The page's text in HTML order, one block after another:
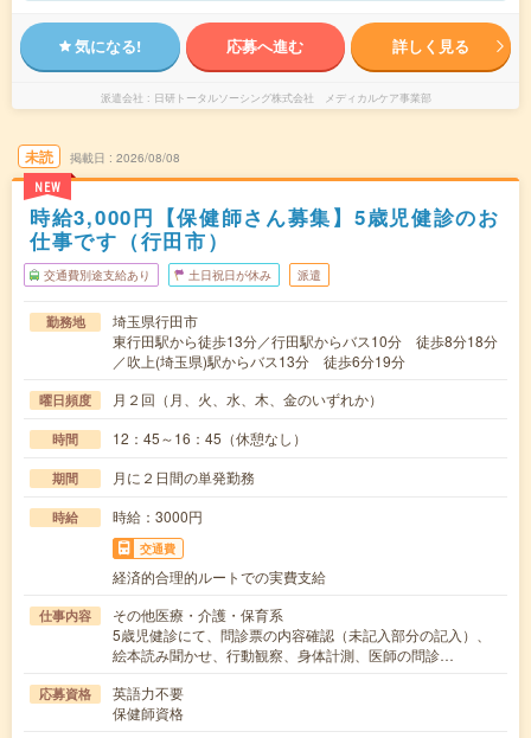
気になる! 応募へ進む 詳しく見る
派遣会社 日研トータルソーシング株式会社 メディカルケア事業部
未読
NEW
掲載日 2026/08/08
時給3,000円【保健師さん募集】5歳児健診のお
仕事です（行田市）
交通費別途支給あり 土日祝日が休み 派遣
勤務地
埼玉県行田市
東行田駅から徒歩13分／行田駅からバス10分 徒歩8分18分
／吹上(埼玉県)駅からバス13分 徒歩6分19分
曜日頻度 月２回（月、火、水、木、金のいずれか）
時間 12：45～16：45（休憩なし）
期間 月に２日間の単発勤務
時給 時給：3000円
交通費
経済的合理的ルートでの実費支給
仕事内容
その他医療・介護・保育系
5歳児健診にて、問診票の内容確認（未記入部分の記入）、
絵本読み聞かせ、行動観察、身体計測、医師の問診…
応募資格
英語力不要
保健師資格